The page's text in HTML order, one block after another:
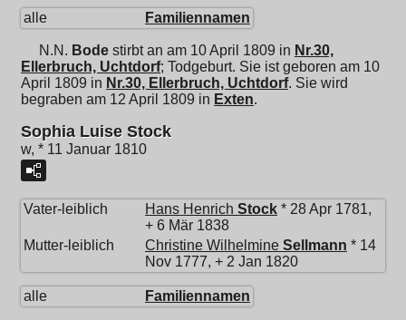
alle Familiennamen
N.N. Bode stirbt an am 10 April 1809 in Nr.30,
Ellerbruch, Uchtdorf; Todgeburt. Sie ist geboren am 10
April 1809 in Nr.30, Ellerbruch, Uchtdorf. Sie wird
begraben am 12 April 1809 in Exten.
Sophia Luise Stock
w, * 11 Januar 1810
Vater-leiblich Hans Henrich Stock * 28 Apr 1781,
+ 6 Mär 1838
Mutter-leiblich
Christine Wilhelmine Sellmann * 14
Nov 1777, + 2 Jan 1820
alle Familiennamen